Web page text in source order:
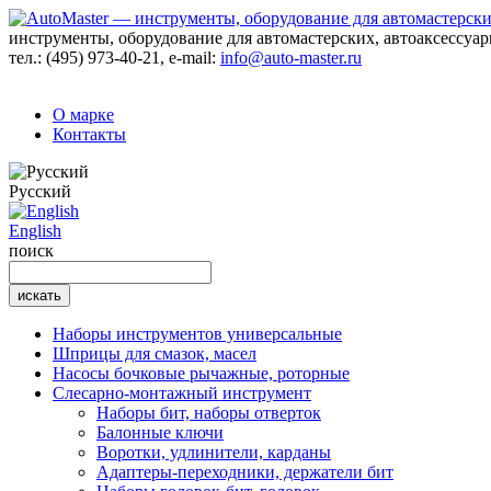
инструменты, оборудование для автомастерских,
тел.: (495) 973-40-21 , e-mail: info@auto-master.ru
О марке
Контакты
Русский
English
поиск
Наборы инструментов универсальные
Шприцы для смазок, масел
Насосы бочковые рычажные, роторные
Слесарно-монтажный инструмент
Наборы бит, наборы отверток
Балонные ключи
Воротки, удлинители, карданы
Адаптеры-переходники, держатели бит